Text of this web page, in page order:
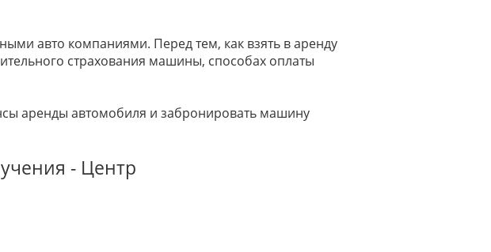
авто компаниями. Перед тем, как взять в аренду
страхования машины, способах оплаты
аренды автомобиля и забронировать машину
- Центр